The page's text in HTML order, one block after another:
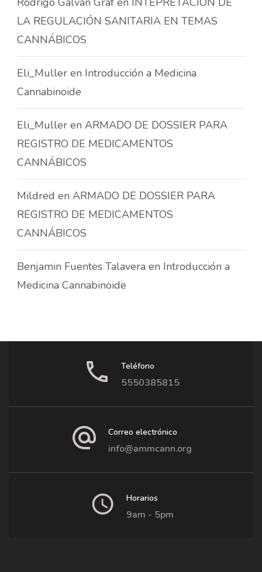
LA REGULACIÓN SANITARIA EN TEMAS
CANNÁBICOS
Eli_Muller en Introducción a Medicina
Cannabinoide
Eli_Muller en ARMADO DE DOSSIER PARA
REGISTRO DE MEDICAMENTOS
CANNÁBICOS
Mildred en ARMADO DE DOSSIER PARA
REGISTRO DE MEDICAMENTOS
CANNÁBICOS
Benjamin Fuentes Talavera en Introducción a
Medicina Cannabinoide
Teléfono
5550385815
Correo electrónico
info@ammcann.org
Horarios
9am - 5pm